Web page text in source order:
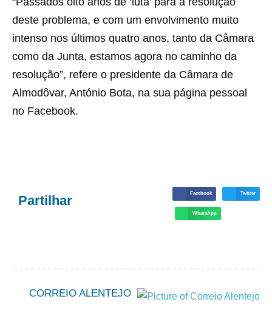
deste problema, e com um envolvimento muito
intenso nos últimos quatro anos, tanto da Câmara
como da Junta, estamos agora no caminho da
resolução”, refere o presidente da Câmara de
Almodôvar, António Bota, na sua página pessoal
no Facebook.
Partilhar Facebook Twitter
WhatsApp
CORREIO ALENTEJO